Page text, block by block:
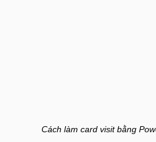
Cách làm card visit bằng